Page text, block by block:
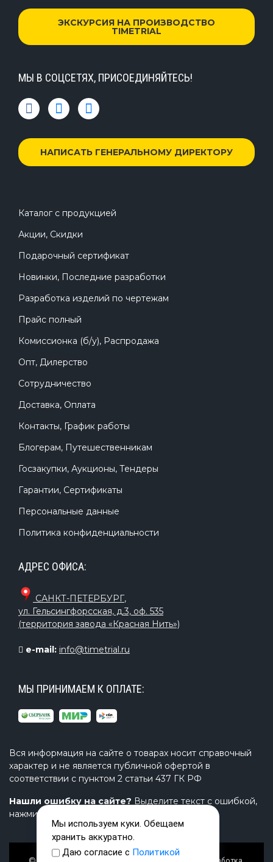
ЭКСКУРСИЯ НА ПРОИЗВОДСТВО
TIMETRIAL
МЫ В СОЦСЕТЯХ, ПРИСОЕДИНЯЙТЕСЬ!
НАПИСАТЬ ГЕНЕРАЛЬНОМУ ДИРЕКТОРУ
Каталог с продукцией
Акции, Скидки
Подарочный сертификат
Новинки, Последние разработки
Разработка изделий по чертежам
Прайс полный
Комиссионка (б/у), Распродажа
Опт, Дилерство
Сотрудничество
Доставка, Оплата
Контакты, График работы
Блогерам, Путешественникам
Госзакупки, Аукционы, Тендеры
Гарантии, Сертификаты
Персональные данные
Политика конфиденциальности
АДРЕС ОФИСА:
САНКТ-ПЕТЕРБУРГ,
ул. Гельсингфорсская, д.3, оф. 535
(территория завода «Красная Нить»)
e-mail: info@timetrial.ru
МЫ ПРИНИМАЕМ К ОПЛАТЕ:
Вся информация на сайте о товарах носит справочный
характер и не является публичной офертой в
соответствии с пунктом 2 статьи 437 ГК РФ
Нашли ошибку на сайте? Выделите текст с ошибкой,
нажмите Ctrl+Enter и напишите нам.
Мы используем куки. Обещаем
хранить аккуратно.
Даю согласие с Политикой